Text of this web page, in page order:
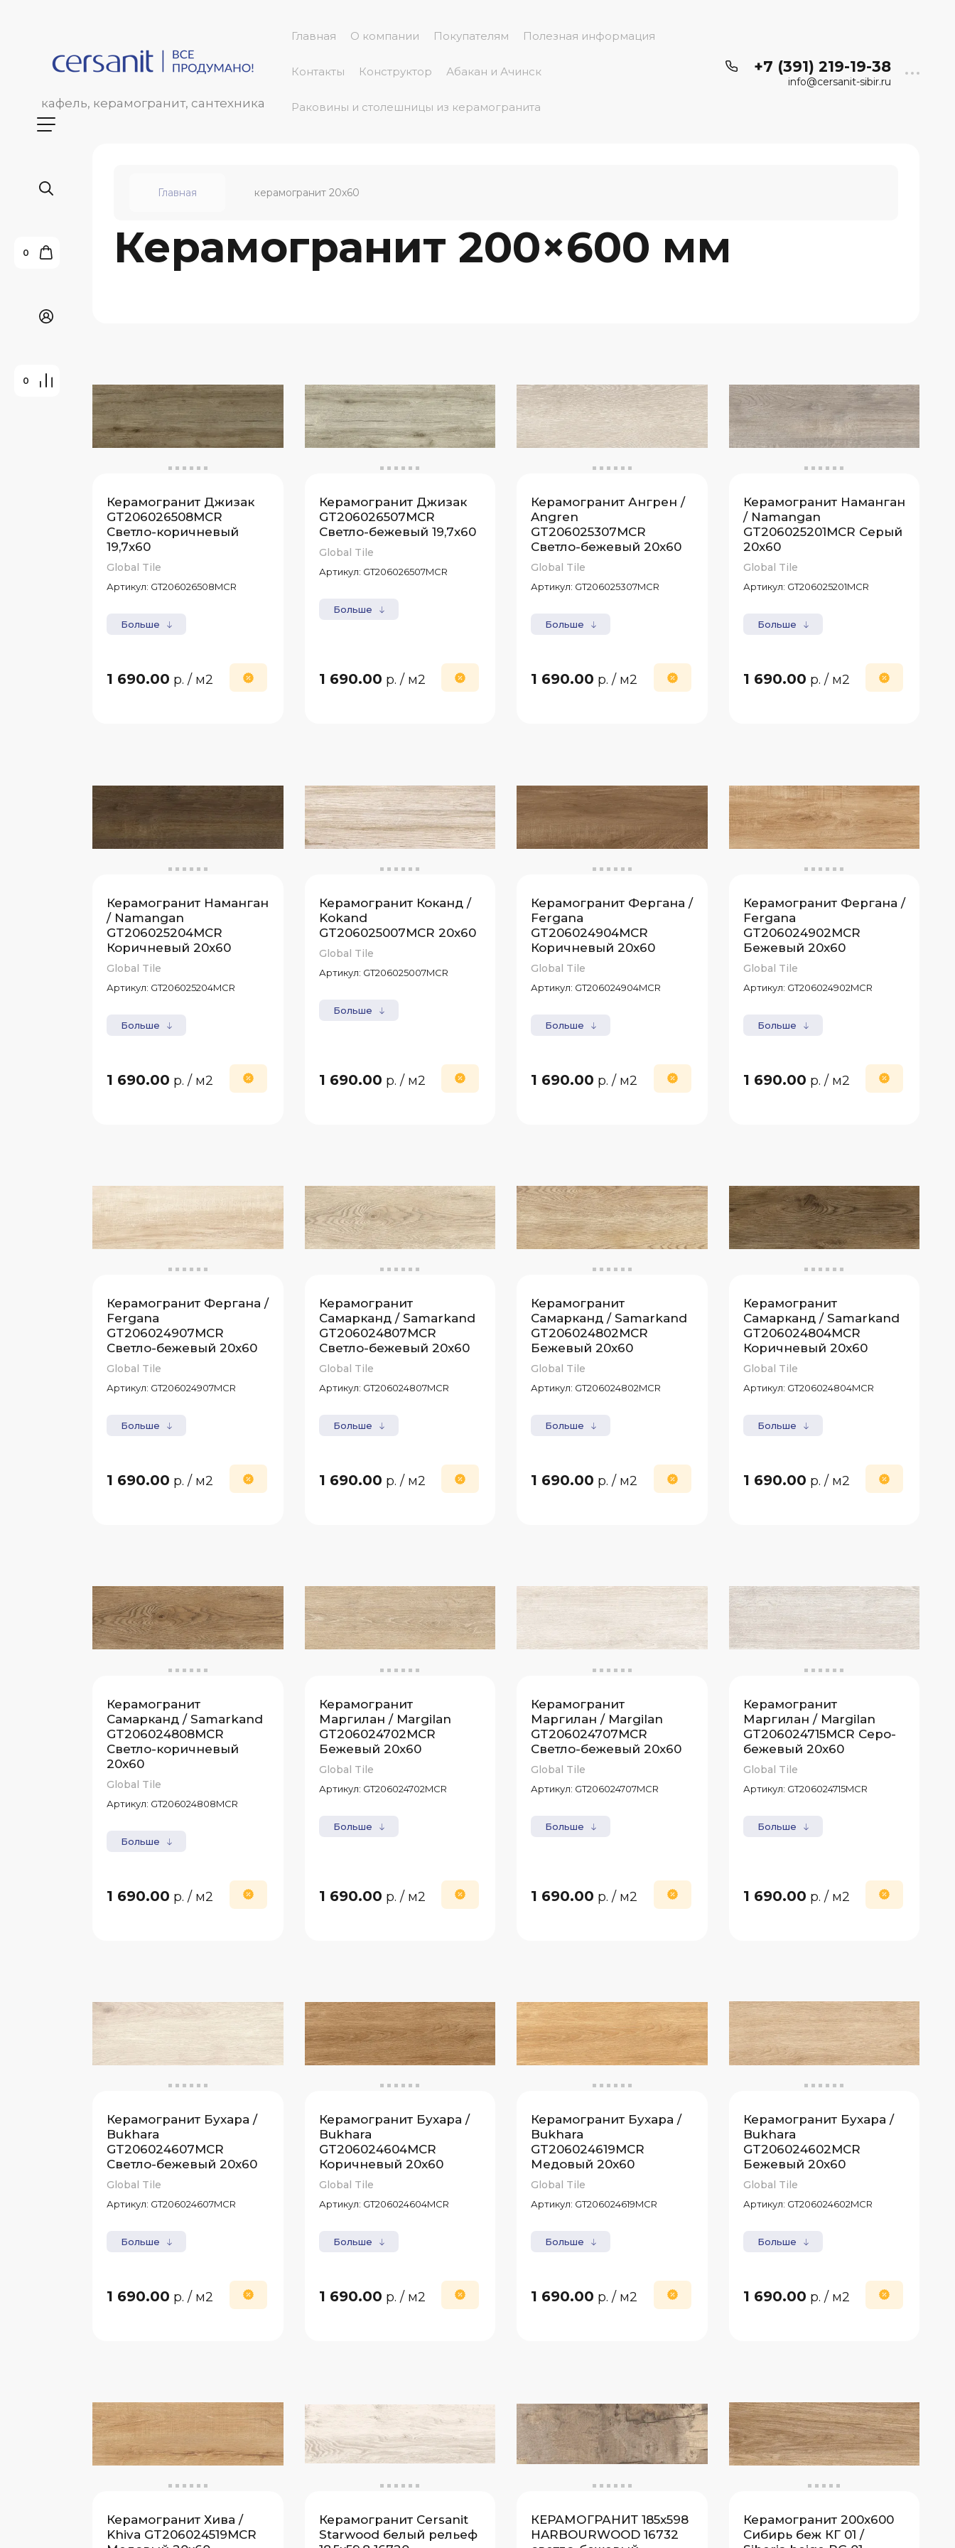
0
0
кафель, керамогранит, сантехника
Главная О компании Покупателям Полезная информация
Контакты Конструктор Абакан и Ачинск
Раковины и столешницы из керамогранита
+7 (391) 219-19-38
info@cersanit-sibir.ru
Главная керамогранит 20x60
Керамогранит 200×600 мм
Керамогранит Джизак
GT206026508MСR
Светло-коричневый
19,7x60
Global Tile
Артикул: GT206026508MСR
Больше
1 690.00 р. / м2
Керамогранит Джизак
GT206026507MСR
Светло-бежевый 19,7x60
Global Tile
Артикул: GT206026507MСR
Больше
1 690.00 р. / м2
Керамогранит Ангрен /
Angren
GT206025307MCR
Светло-бежевый 20x60
Global Tile
Артикул: GT206025307MCR
Больше
1 690.00 р. / м2
Керамогранит Наманган
/ Namangan
GT206025201MCR Серый
20x60
Global Tile
Артикул: GT206025201MCR
Больше
1 690.00 р. / м2
Керамогранит Наманган
/ Namangan
GT206025204MCR
Коричневый 20x60
Global Tile
Артикул: GT206025204MCR
Больше
1 690.00 р. / м2
Керамогранит Коканд /
Kokand
GT206025007MCR 20x60
Global Tile
Артикул: GT206025007MCR
Больше
1 690.00 р. / м2
Керамогранит Фергана /
Fergana
GT206024904MCR
Коричневый 20x60
Global Tile
Артикул: GT206024904MCR
Больше
1 690.00 р. / м2
Керамогранит Фергана /
Fergana
GT206024902MCR
Бежевый 20x60
Global Tile
Артикул: GT206024902MCR
Больше
1 690.00 р. / м2
Керамогранит Фергана /
Fergana
GT206024907MCR
Светло-бежевый 20x60
Global Tile
Артикул: GT206024907MCR
Больше
1 690.00 р. / м2
Керамогранит
Самарканд / Samarkand
GT206024807MCR
Светло-бежевый 20x60
Global Tile
Артикул: GT206024807MCR
Больше
1 690.00 р. / м2
Керамогранит
Самарканд / Samarkand
GT206024802MCR
Бежевый 20x60
Global Tile
Артикул: GT206024802MCR
Больше
1 690.00 р. / м2
Керамогранит
Самарканд / Samarkand
GT206024804MCR
Коричневый 20x60
Global Tile
Артикул: GT206024804MCR
Больше
1 690.00 р. / м2
Керамогранит
Самарканд / Samarkand
GT206024808MCR
Светло-коричневый
20x60
Global Tile
Артикул: GT206024808MCR
Больше
1 690.00 р. / м2
Керамогранит
Маргилан / Margilan
GT206024702MCR
Бежевый 20x60
Global Tile
Артикул: GT206024702MCR
Больше
1 690.00 р. / м2
Керамогранит
Маргилан / Margilan
GT206024707MCR
Светло-бежевый 20x60
Global Tile
Артикул: GT206024707MCR
Больше
1 690.00 р. / м2
Керамогранит
Маргилан / Margilan
GT206024715MCR Серо-
бежевый 20x60
Global Tile
Артикул: GT206024715MCR
Больше
1 690.00 р. / м2
Керамогранит Бухара /
Bukhara
GT206024607MCR
Светло-бежевый 20x60
Global Tile
Артикул: GT206024607MCR
Больше
1 690.00 р. / м2
Керамогранит Бухара /
Bukhara
GT206024604MCR
Коричневый 20x60
Global Tile
Артикул: GT206024604MCR
Больше
1 690.00 р. / м2
Керамогранит Бухара /
Bukhara
GT206024619MCR
Медовый 20x60
Global Tile
Артикул: GT206024619MCR
Больше
1 690.00 р. / м2
Керамогранит Бухара /
Bukhara
GT206024602MCR
Бежевый 20x60
Global Tile
Артикул: GT206024602MCR
Больше
1 690.00 р. / м2
Керамогранит Хива /
Khiva GT206024519MCR
Керамогранит Cersanit
Starwood белый рельеф
КЕРАМОГРАНИТ 185x598
HARBOURWOOD 16732
Керамогранит 200x600
Сибирь беж КГ 01 /